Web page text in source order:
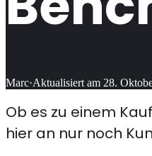
Marc·Aktualisiert am 28.
Ob es zu einem
hier an nur noch